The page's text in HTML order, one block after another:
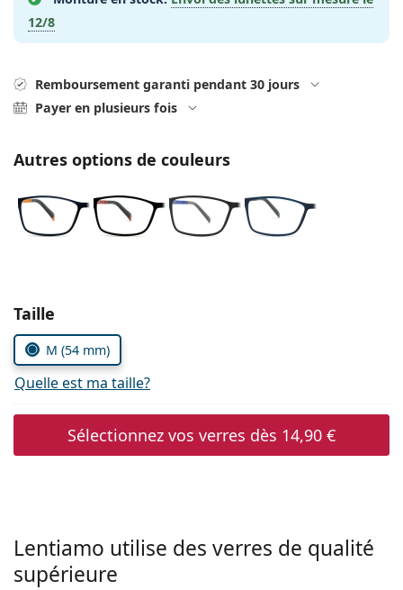
Marc Jacobs
Gucci
Prada
Toutes les solutions
hors ligne
12/8
Remboursement garanti pendant 30 jours
Payer en plusieurs fois
Autres options de couleurs
Choisissez les paramètres
Taille
M (54 mm)
Quelle est ma taille?
Sélectionnez vos verres dès 14,90 €
Lentiamo utilise des verres de qualité
supérieure